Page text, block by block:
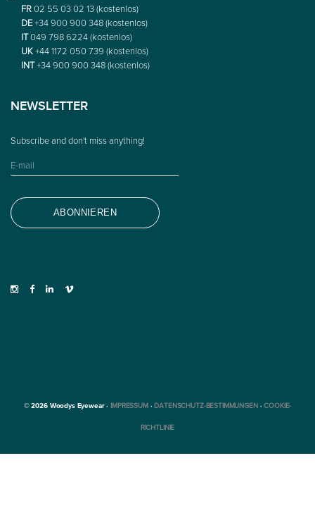
FR02 55 03 02 13 (kostenlos)
DE+34 900 900 348 (kostenlos)
IT049 798 6224 (kostenlos)
UK+44 1172 050 739 (kostenlos)
INT+34 900 900 348 (kostenlos)
NEWSLETTER
© 2026 Woodys Eyewear ·IMPRESSUM ·DATENSCHUTZ-BESTIMMUNGEN·COOKIE-
RICHTLINIE